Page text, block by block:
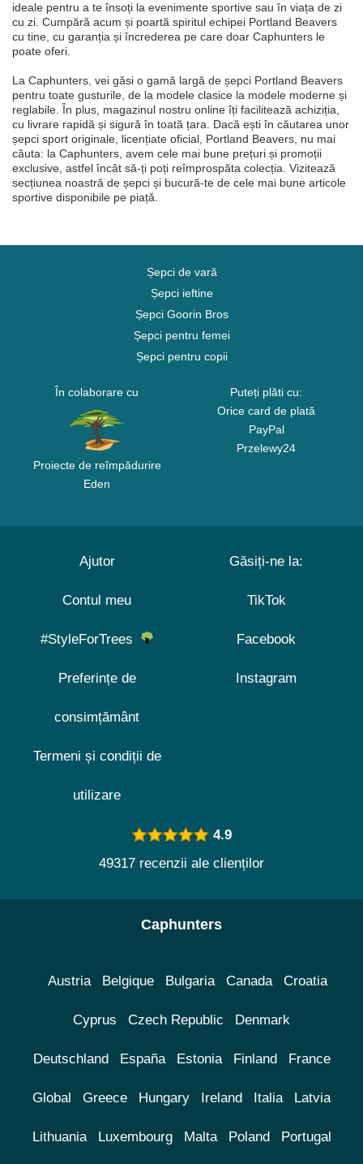
ideale pentru a te însoți la evenimente sportive sau în viața de zi
cu zi. Cumpără acum și poartă spiritul echipei Portland Beavers
cu tine, cu garanția și încrederea pe care doar Caphunters le
poate oferi.
La Caphunters, vei găsi o gamă largă de șepci Portland Beavers
pentru toate gusturile, de la modele clasice la modele moderne și
reglabile. În plus, magazinul nostru online îți facilitează achiziția,
cu livrare rapidă și sigură în toată țara. Dacă ești în căutarea unor
șepci sport originale, licențiate oficial, Portland Beavers, nu mai
căuta: la Caphunters, avem cele mai bune prețuri și promoții
exclusive, astfel încât să-ți poți reîmprospăta colecția. Vizitează
secțiunea noastră de șepci și bucură-te de cele mai bune articole
sportive disponibile pe piață.
Șepci de vară
Șepci ieftine
Șepci Goorin Bros
Șepci pentru femei
Șepci pentru copii
În colaborare cu
Proiecte de reîmpădurire
Eden
Puteți plăti cu:
Orice card de plată
PayPal
Przelewy24
Ajutor
Contul meu
#StyleForTrees
Preferințe de
consimțământ
Termeni și condiții de
utilizare
Găsiți-ne la:
TikTok
Facebook
Instagram
4.9
49317 recenzii ale clienților
Caphunters
Austria Belgique Bulgaria Canada Croatia
Cyprus Czech Republic Denmark
Deutschland España Estonia Finland France
Global Greece Hungary Ireland Italia Latvia
Lithuania Luxembourg Malta Poland Portugal